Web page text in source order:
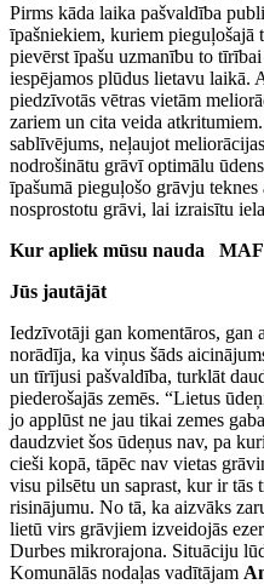
Pirms kāda laika pašvaldība
īpašniekiem, kuriem pieguļošajā
pievērst īpašu uzmanību to
iespējamos plūdus lietavu laikā.
piedzīvotās vētras vietām
zariem un cita veida
sablīvējums, neļaujot
nodrošinātu grāvī optimālu
īpašumā pieguļošo grāvju
nosprostotu grāvi, lai izraisītu
Kur apliek mūsu nauda MAF
Jūs jautājāt
Iedzīvotāji gan komentāros, gan
norādīja, ka viņus šāds
un tīrījusi pašvaldība, turklāt
piederošajās zemēs. “Lietus
jo applūst ne jau tikai zemes
daudzviet šos ūdeņus nav, pa
cieši kopā, tāpēc nav vietas
visu pilsētu un saprast, kur ir tās
risinājumu. No tā, ka aizvāks
lietū virs grāvjiem izveidojās
Durbes mikrorajona. Situāciju
Komunālās nodaļas vadītājam